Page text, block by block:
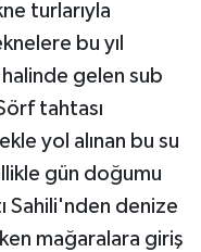
turlarıyla
bu yıl
gelen sub
tahtası
yol alınan bu su
gün doğumu
Sahili'nden denize
mağaralara giriş